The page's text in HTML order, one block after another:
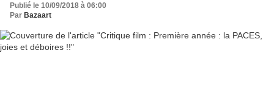
Publié le 10/09/2018 à 06:00
Par Bazaart